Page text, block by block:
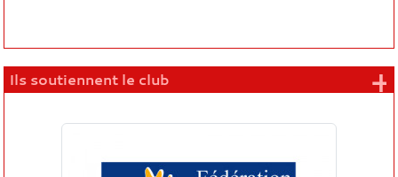
Ils soutiennent le club